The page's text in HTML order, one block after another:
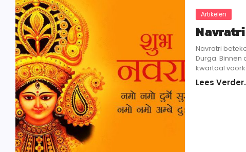
Artikelen
Navratri
Navratri
Durga. Binnen
kwartaal
Lees